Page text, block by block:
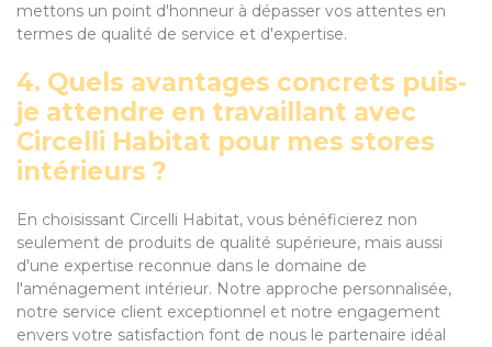
mettons un point d'honneur à dépasser vos attentes en
termes de qualité de service et d'expertise.
4. Quels avantages concrets puis-
je attendre en travaillant avec
Circelli Habitat pour mes stores
intérieurs ?
En choisissant Circelli Habitat, vous bénéficierez non
seulement de produits de qualité supérieure, mais aussi
d'une expertise reconnue dans le domaine de
l'aménagement intérieur. Notre approche personnalisée,
notre service client exceptionnel et notre engagement
envers votre satisfaction font de nous le partenaire idéal